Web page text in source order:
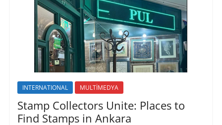
INTERNATIONAL MULTİMEDYA
Stamp Collectors Unite: Places to
Find Stamps in Ankara